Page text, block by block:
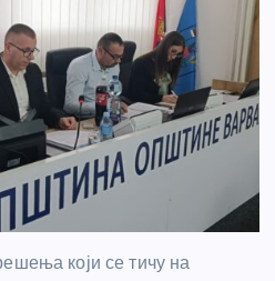
који се тичу на